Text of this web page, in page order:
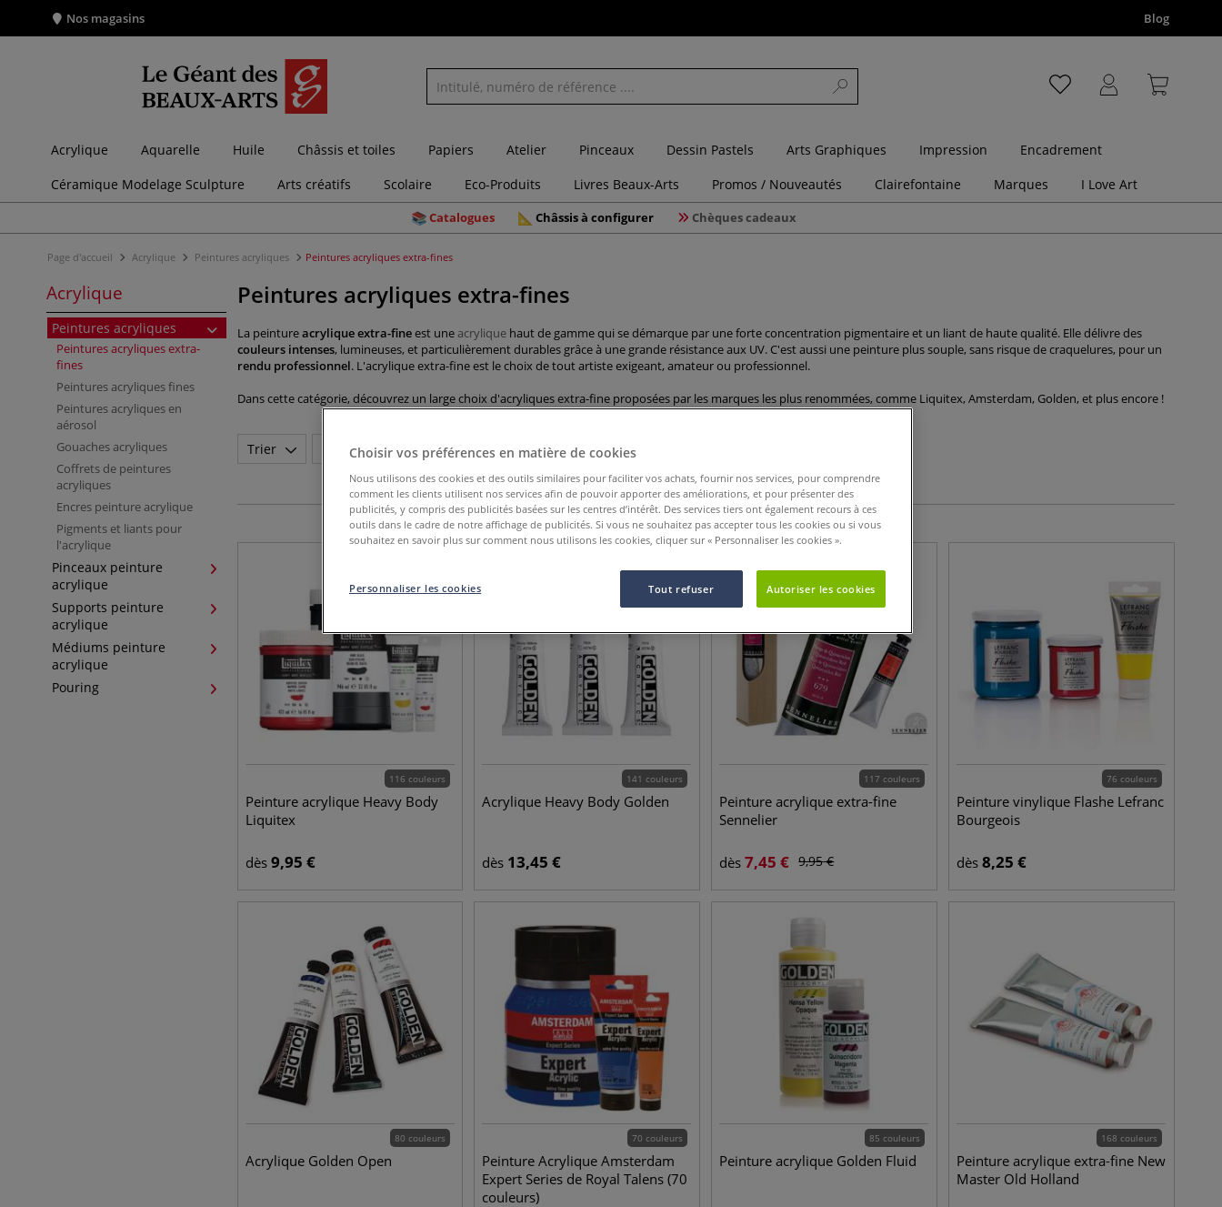
Nos magasins Blog
Acrylique Aquarelle Huile Châssis et toiles Papiers Atelier Pinceaux Dessin Pastels Arts Graphiques Impression
Encadrement
Céramique Modelage Sculpture
Arts créatifs Scolaire Eco-Produits Livres Beaux-Arts Promos / Nouveautés Clairefontaine Marques I Love Art
Catalogues Châssis à configurer Chèques cadeaux
Page d'accueil Acrylique Peintures acryliques Peintures acryliques extra-fines
Acrylique
Peintures acryliques
Peintures acryliques extra-
fines
Peintures acryliques fines
Peintures acryliques en
aérosol
Gouaches acryliques
Coffrets de peintures
acryliques
Encres peinture acrylique
Pigments et liants pour
l'acrylique
Pinceaux peinture
acrylique
Supports peinture
acrylique
Médiums peinture
acrylique
Pouring
Peintures acryliques extra-fines
La peintureacrylique extra-fineest uneacryliquehaut de gamme qui se démarque par une forte concentration pigmentaire et un liant de haute qualité. Elle délivre des
couleurs intenses, lumineuses, et particulièrement durables grâce à une grande résistance aux UV. C'est aussi une peinture plus souple, sans risque de craquelures, pour un
rendu professionnel. L'acrylique extra-fine est le choix de tout artiste exigeant, amateur ou professionnel.
Dans cette catégorie, découvrez un large choix d'acryliques extra-fine proposées par les marques les plus renommées, comme Liquitex, Amsterdam, Golden, et plus encore !
Trier Marque Catégorie de produit Nouveauté
47 Articles
116 couleurs
Peinture acrylique Heavy Body
Liquitex
dès 9,95 €
141 couleurs
Acrylique Heavy Body Golden
dès 13,45 €
117 couleurs
Peinture acrylique extra-fine
Sennelier
dès 7,45 € 9,95€
76 couleurs
Peinture vinylique Flashe Lefranc
Bourgeois
dès 8,25 €
80 couleurs
Acrylique Golden Open
70 couleurs
Peinture Acrylique Amsterdam
Expert Series de Royal Talens (70
couleurs)
85 couleurs
Peinture acrylique Golden Fluid
168 couleurs
Peinture acrylique extra-fine New
Master Old Holland
Choisir vos préférences en matière de cookies
Nous utilisons des cookies et des outils similaires pour faciliter vos achats, fournir nos services, pour comprendre
comment les clients utilisent nos services afin de pouvoir apporter des améliorations, et pour présenter des
publicités, y compris des publicités basées sur les centres d’intérêt. Des services tiers ont également recours à ces
outils dans le cadre de notre affichage de publicités. Si vous ne souhaitez pas accepter tous les cookies ou si vous
souhaitez en savoir plus sur comment nous utilisons les cookies, cliquer sur « Personnaliser les cookies ».
Tout refuser Autoriser les cookies
Personnaliser les cookies